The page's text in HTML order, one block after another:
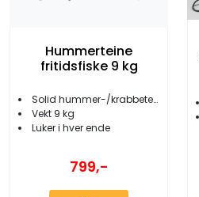
Hummerteine
fritidsfiske 9 kg
Solid hummer-/krabbeteine
Vekt 9 kg
Luker i hver ende
799,-